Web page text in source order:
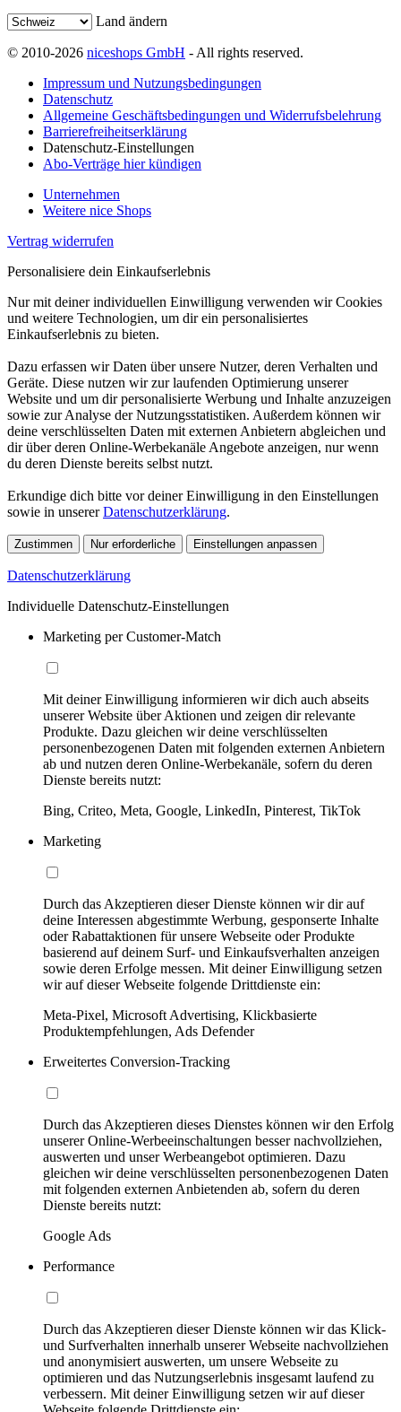
Land ändern
© 2010-2026 niceshops GmbH - All rights reserved.
Impressum und Nutzungsbedingungen
Datenschutz
Allgemeine Geschäftsbedingungen und Widerrufsbelehrung
Barrierefreiheitserklärung
Datenschutz-Einstellungen
Abo-Verträge hier kündigen
Unternehmen
Weitere nice Shops
Vertrag widerrufen
Personalisiere dein Einkaufserlebnis
Nur mit deiner individuellen Einwilligung verwenden wir Cookies
und weitere Technologien, um dir ein personalisiertes
Einkaufserlebnis zu bieten.
Dazu erfassen wir Daten über unsere Nutzer, deren Verhalten und
Geräte. Diese nutzen wir zur laufenden Optimierung unserer
Website und um dir personalisierte Werbung und Inhalte anzuzeigen
sowie zur Analyse der Nutzungsstatistiken. Außerdem können wir
deine verschlüsselten Daten mit externen Anbietern abgleichen und
dir über deren Online-Werbekanäle Angebote anzeigen, nur wenn
du deren Dienste bereits selbst nutzt.
Erkundige dich bitte vor deiner Einwilligung in den Einstellungen
sowie in unsererDatenschutzerklärung.
Zustimmen Nur erforderliche Einstellungen anpassen
Datenschutzerklärung
Individuelle Datenschutz-Einstellungen
Marketing per Customer-Match
Mit deiner Einwilligung informieren wir dich auch abseits
unserer Website über Aktionen und zeigen dir relevante
Produkte. Dazu gleichen wir deine verschlüsselten
personenbezogenen Daten mit folgenden externen Anbietern
ab und nutzen deren Online-Werbekanäle, sofern du deren
Dienste bereits nutzt:
Bing, Criteo, Meta, Google, LinkedIn, Pinterest, TikTok
Marketing
Durch das Akzeptieren dieser Dienste können wir dir auf
deine Interessen abgestimmte Werbung, gesponserte Inhalte
oder Rabattaktionen für unsere Webseite oder Produkte
basierend auf deinem Surf- und Einkaufsverhalten anzeigen
sowie deren Erfolge messen. Mit deiner Einwilligung setzen
wir auf dieser Webseite folgende Drittdienste ein:
Meta-Pixel, Microsoft Advertising, Klickbasierte
Produktempfehlungen, Ads Defender
Erweitertes Conversion-Tracking
Durch das Akzeptieren dieses Dienstes können wir den Erfolg
unserer Online-Werbeeinschaltungen besser nachvollziehen,
auswerten und unser Werbeangebot optimieren. Dazu
gleichen wir deine verschlüsselten personenbezogenen Daten
mit folgenden externen Anbietenden ab, sofern du deren
Dienste bereits nutzt:
Google Ads
Performance
Durch das Akzeptieren dieser Dienste können wir das Klick-
und Surfverhalten innerhalb unserer Webseite nachvollziehen
und anonymisiert auswerten, um unsere Webseite zu
optimieren und das Nutzungserlebnis insgesamt laufend zu
verbessern. Mit deiner Einwilligung setzen wir auf dieser